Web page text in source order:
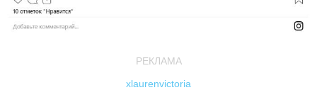
РЕКЛАМА
xlaurenvictoria